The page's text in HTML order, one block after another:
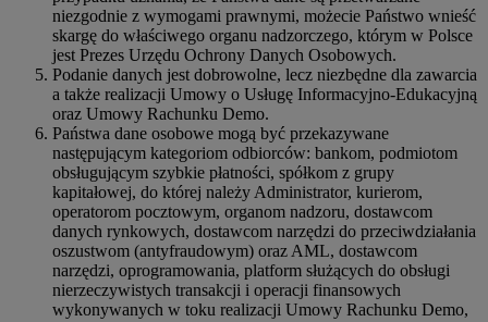
niezgodnie z wymogami prawnymi, możecie Państwo wnieść
skargę do właściwego organu nadzorczego, którym w Polsce
jest Prezes Urzędu Ochrony Danych Osobowych.
Podanie danych jest dobrowolne, lecz niezbędne dla zawarcia
a także realizacji Umowy o Usługę Informacyjno-Edukacyjną
oraz Umowy Rachunku Demo.
Państwa dane osobowe mogą być przekazywane
następującym kategoriom odbiorców: bankom, podmiotom
obsługującym szybkie płatności, spółkom z grupy
kapitałowej, do której należy Administrator, kurierom,
operatorom pocztowym, organom nadzoru, dostawcom
danych rynkowych, dostawcom narzędzi do przeciwdziałania
oszustwom (antyfraudowym) oraz AML, dostawcom
narzędzi, oprogramowania, platform służących do obsługi
nierzeczywistych transakcji i operacji finansowych
wykonywanych w toku realizacji Umowy Rachunku Demo,